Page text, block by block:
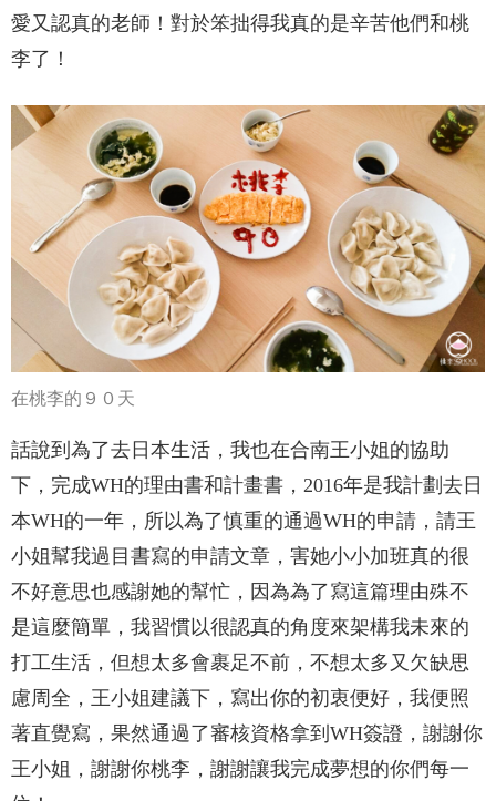
愛又認真的老師！對於笨拙得我真的是辛苦他們和桃
李了！
在桃李的９０天
話說到為了去日本生活，我也在合南王小姐的協助
下，完成WH的理由書和計畫書，2016年是我計劃去日
本WH的一年，所以為了慎重的通過WH的申請，請王
小姐幫我過目書寫的申請文章，害她小小加班真的很
不好意思也感謝她的幫忙，因為為了寫這篇理由殊不
是這麼簡單，我習慣以很認真的角度來架構我未來的
打工生活，但想太多會裹足不前，不想太多又欠缺思
慮周全，王小姐建議下，寫出你的初衷便好，我便照
著直覺寫，果然通過了審核資格拿到WH簽證，謝謝你
王小姐，謝謝你桃李，謝謝讓我完成夢想的你們每一